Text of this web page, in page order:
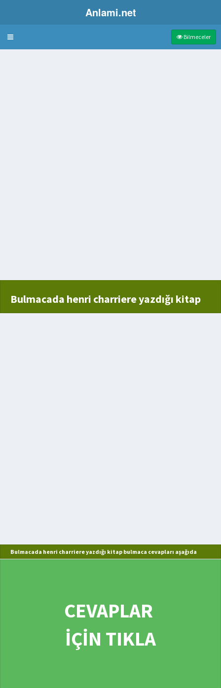
Anlami.net
Bulmaca Bilmeceler
Bulmacada henri charriere yazdığı kitap
Bulmacada henri charriere yazdığı kitap bulmaca cevapları aşağıda
CEVAPLAR
İÇİN TIKLA